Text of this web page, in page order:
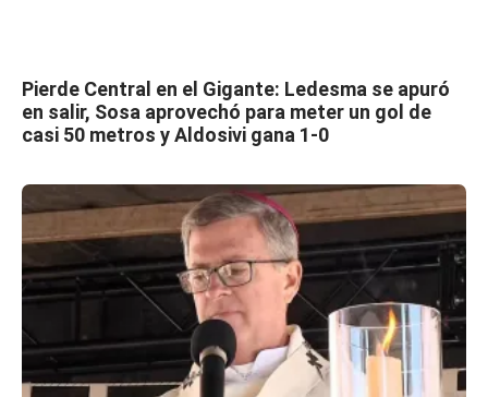
Pierde Central en el Gigante: Ledesma se apuró
en salir, Sosa aprovechó para meter un gol de
casi 50 metros y Aldosivi gana 1-0